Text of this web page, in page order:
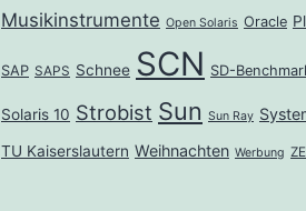
Musikinstrumente Open Solaris Oracle
SAP SAPS Schnee SCN SD-
Solaris 10 Strobist Sun Sun Ray
TU Kaiserslautern Weihnachten Werbung